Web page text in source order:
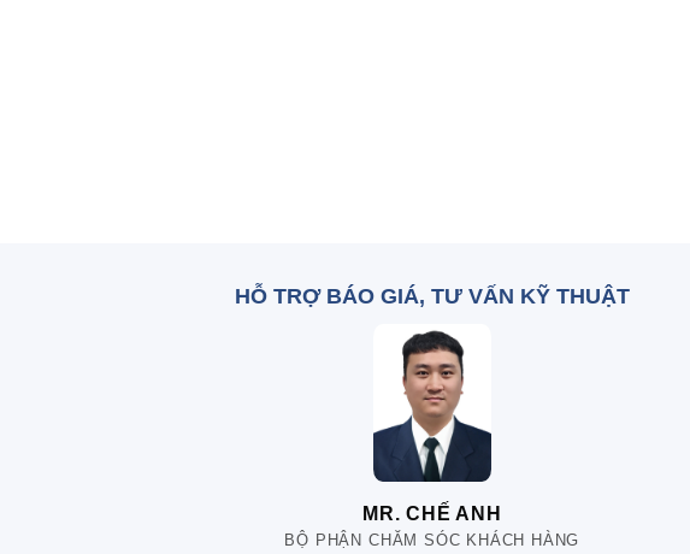
HỖ TRỢ BÁO GIÁ, TƯ VẤN KỸ THUẬT
MR. CHẾ ANH
BỘ PHẬN CHĂM SÓC KHÁCH HÀNG